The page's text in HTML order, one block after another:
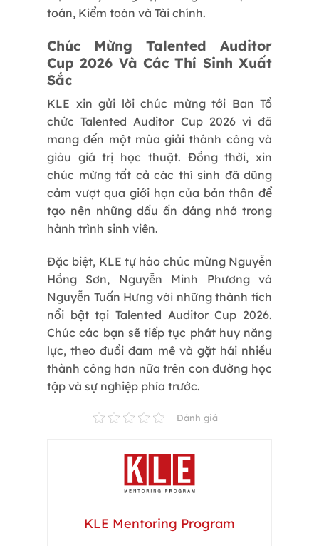
toán, Kiểm toán và Tài chính.
Chúc Mừng Talented Auditor
Cup 2026 Và Các Thí Sinh Xuất
Sắc
KLE xin gửi lời chúc mừng tới Ban Tổ
chức Talented Auditor Cup 2026 vì đã
mang đến một mùa giải thành công và
giàu giá trị học thuật. Đồng thời, xin
chúc mừng tất cả các thí sinh đã dũng
cảm vượt qua giới hạn của bản thân để
tạo nên những dấu ấn đáng nhớ trong
hành trình sinh viên.
Đặc biệt, KLE tự hào chúc mừng Nguyễn
Hồng Sơn, Nguyễn Minh Phương và
Nguyễn Tuấn Hưng với những thành tích
nổi bật tại Talented Auditor Cup 2026.
Chúc các bạn sẽ tiếp tục phát huy năng
lực, theo đuổi đam mê và gặt hái nhiều
thành công hơn nữa trên con đường học
tập và sự nghiệp phía trước.
Đánh giá
KLE Mentoring Program